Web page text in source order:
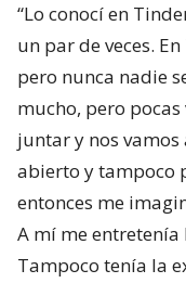
“Lo conocí en
un par de veces.
pero nunca nadie
mucho, pero pocas
juntar y nos vamos
abierto y tampoco
entonces me
A mí me entretenía
Tampoco tenía la